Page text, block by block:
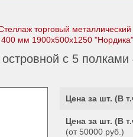
торговый
400 мм 1900х500х1250 "Нордика"
с 5
Цена за шт. (В
Цена за шт. (В
(от 50000 руб.)